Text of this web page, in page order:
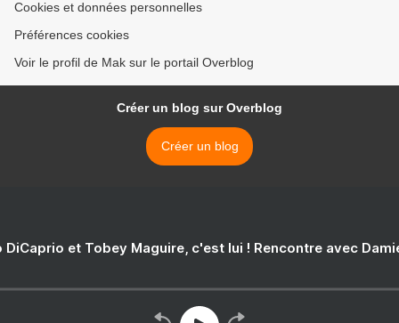
Cookies et données personnelles
Préférences cookies
Voir le profil de Mak sur le portail Overblog
Créer un blog sur Overblog
Créer un blog
DiCaprio et Tobey Maguire, c'est lui ! Rencontre avec